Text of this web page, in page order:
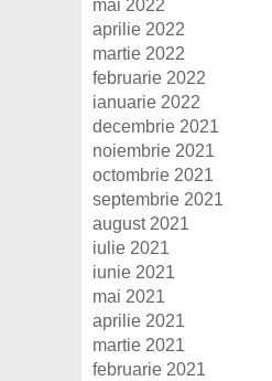
mai 2022
aprilie 2022
martie 2022
februarie 2022
ianuarie 2022
decembrie 2021
noiembrie 2021
octombrie 2021
septembrie 2021
august 2021
iulie 2021
iunie 2021
mai 2021
aprilie 2021
martie 2021
februarie 2021